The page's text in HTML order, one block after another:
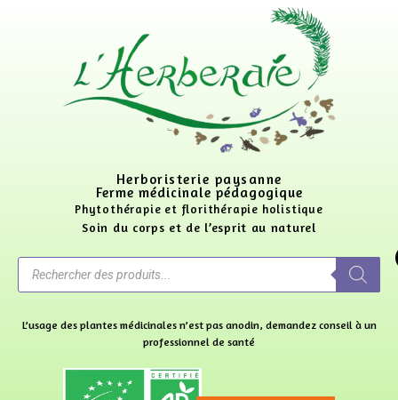
Herboristerie paysanne
Ferme médicinale pédagogique
Phytothérapie et florithérapie holistique
Soin du corps et de l’esprit au naturel
L’usage des plantes médicinales n’est pas anodin, demandez conseil à un
professionnel de santé